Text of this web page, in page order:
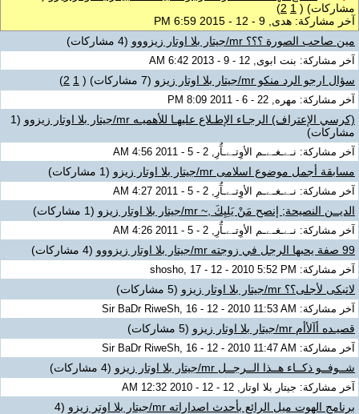
مشاركات) (
1
2
)
آخر مشاركة: هدى, 9 - 12 - 2015 6:59 PM
مين صاحب الصورة ؟؟؟ mr/جيتار بلا اوتار زيزووو
(4 مشاركات)
آخر مشاركة: بنت ابوى, 12 - 9 - 2013 6:42 AM
سؤال ارجو الرد منكو mr/جيتار بلا اوتار زيزو (7 مشاركات) (
1
2
)
آخر مشاركة: مهره, 22 - 6 - 2011 8:09 PM
(كرسي الإعتراف) الرجـاء الإطـلاع عليهـا للأهميـه mr/جيتار بلا اوتار زيزوو
(1
مشاركات)
آخر مشاركة: نـﮯـغـﮯـم الأوِتـﮯـآٌرِ, 2 - 5 - 2011 4:56 AM
مسابقة أجمل موضوع اسلامى mr/جيتار بلا اوتار زيزو (1 مشاركات)
آخر مشاركة: نـﮯـغـﮯـم الأوِتـﮯـآٌرِ, 2 - 5 - 2011 4:27 AM
الديــن النصيحة; إنصح مَنْ يَلِيِكَ ,~ mr/جيتار بلا اوتار زيزو (1 مشاركات)
آخر مشاركة: نـﮯـغـﮯـم الأوِتـﮯـآٌرِ, 2 - 5 - 2011 4:26 AM
99 صفة يحبها الرجل في زوجته mr/جيتار بلا اوتار زيزووو (4 مشاركات)
آخر مشاركة: shosho, 17 - 12 - 2010 5:52 PM
لاتبكى لأجلى؟؟ mr/جيتار بلا اوتار زيزو (5 مشاركات)
آخر مشاركة: Sir BaDr RiweSh, 16 - 12 - 2010 11:53 AM
قصيـده أآلأأم mr/جيتار بلا اوتار زيزو (5 مشاركات)
آخر مشاركة: Sir BaDr RiweSh, 16 - 12 - 2010 11:47 AM
شــوفــو ذكــاء هــذا الــرجــل mr/جيتار بلا اوتار زيزو (4 مشاركات)
آخر مشاركة: جيتار بلا اوتار, 12 - 12 - 2010 12:32 AM
برنامج الهوت ميل الرائع بأحدث اصداراته mr/جيتار بلا اوتر زيزو
(4